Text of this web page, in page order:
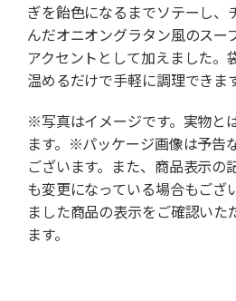
ぎを飴色になるまでソテーし、
んだオニオングラタン風のスー
アクセントとして加えました。
温めるだけで手軽に調理できます
※写真はイメージです。実物と
ます。※パッケージ画像は予告
ございます。また、商品表示の
も変更になっている場合もござ
ました商品の表示をご確認いた
ます。